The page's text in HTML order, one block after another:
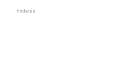
hirdetés